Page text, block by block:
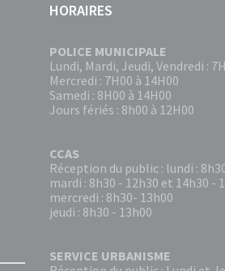
HORAIRES
POLICE MUNICIPALE
Lundi, Mardi, Jeudi, Vendredi :
Mercredi : 7H00 à 14H00
Samedi : 8H00 à 14H00
Jours fériés : 8h00 à 12H00
CCAS
Réception du public : lundi :
mardi : 8h30 - 12h30 et 14h30 -
mercredi : 8h30- 13h00
jeudi : 8h30 - 13h00
SERVICE URBANISME